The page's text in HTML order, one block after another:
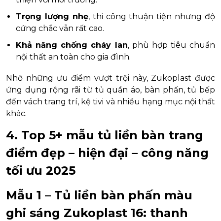
Trọng lượng nhẹ, thi công thuận tiện nhưng độ
cứng chắc vẫn rất cao.
Khả năng chống cháy lan, phù hợp tiêu chuẩn
nội thất an toàn cho gia đình.
Nhờ những ưu điểm vượt trội này, Zukoplast được
ứng dụng rộng rãi từ tủ quần áo, bàn phấn, tủ bếp
đến vách trang trí, kệ tivi và nhiều hạng mục nội thất
khác.
4. Top 5+ mẫu tủ liền bàn trang
điểm đẹp – hiện đại – công năng
tối ưu 2025
Mẫu 1 – Tủ liền bàn phấn màu
ghi sáng Zukoplast 16: thanh